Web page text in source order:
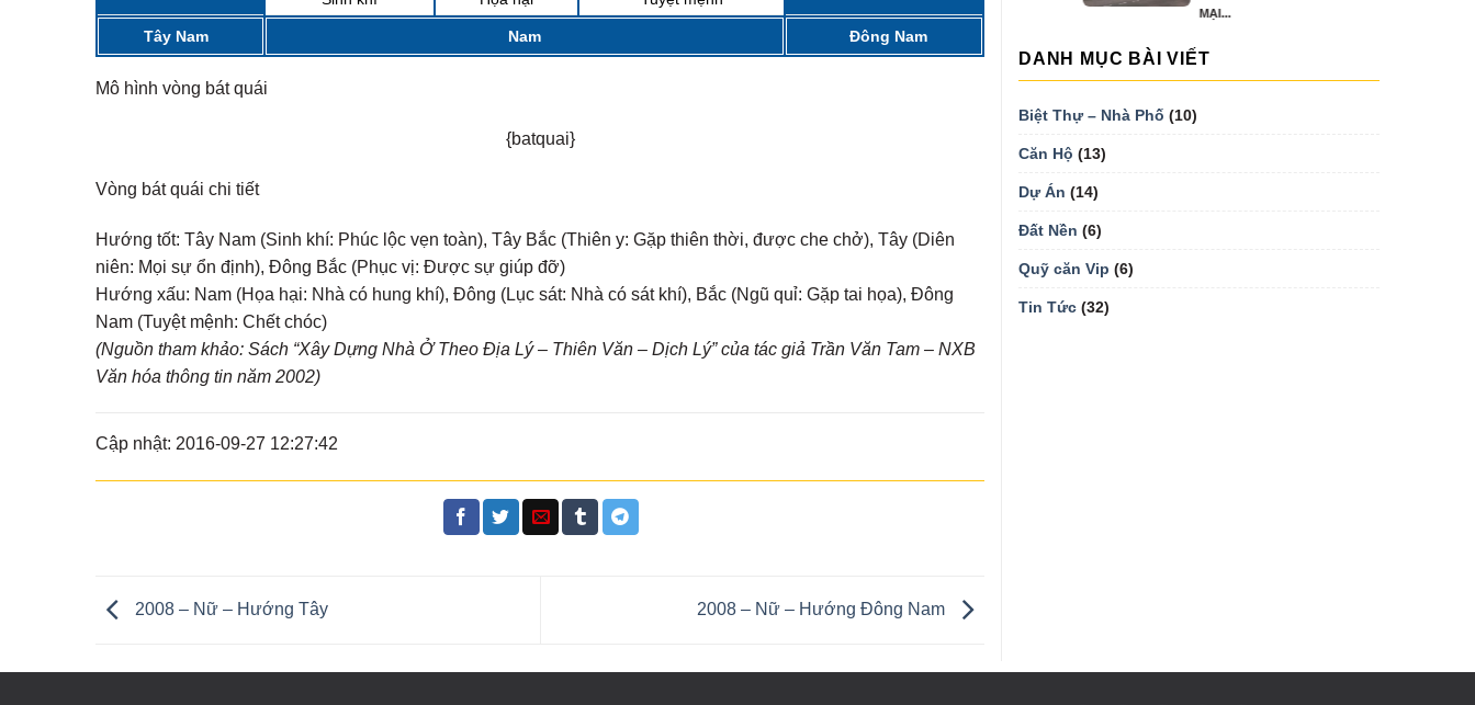
Tây Nam Nam Đông Nam
Mô hình vòng bát quái
{batquai}
Vòng bát quái chi tiết
Hướng tốt: Tây Nam (Sinh khí: Phúc lộc vẹn toàn), Tây Bắc (Thiên y: Gặp thiên thời, được che chở), Tây (Diên
niên: Mọi sự ổn định), Đông Bắc (Phục vị: Được sự giúp đỡ)
Hướng xấu: Nam (Họa hại: Nhà có hung khí), Đông (Lục sát: Nhà có sát khí), Bắc (Ngũ quỉ: Gặp tai họa), Đông
Nam (Tuyệt mệnh: Chết chóc)
(Nguồn tham khảo: Sách “Xây Dựng Nhà Ở Theo Địa Lý – Thiên Văn – Dịch Lý” của tác giả Trần Văn Tam – NXB
Văn hóa thông tin năm 2002)
Cập nhật: 2016-09-27 12:27:42
2008 – Nữ – Hướng Tây 2008 – Nữ – Hướng Đông Nam
DANH MỤC BÀI VIẾT
Biệt Thự – Nhà Phố (10)
Căn Hộ (13)
Dự Án (14)
Đất Nền (6)
Quỹ căn Vip (6)
Tin Tức (32)